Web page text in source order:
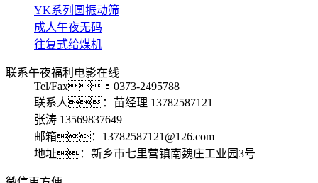
YK系列圆振动筛
成人午夜无码
往复式给煤机
联系午夜福利电影在线
Tel/Fax：0373-2495788
联系人：苗经理 13782587121
张涛 13569837649
邮箱：13782587121@126.com
地址：新乡市七里营镇南魏庄工业园3号